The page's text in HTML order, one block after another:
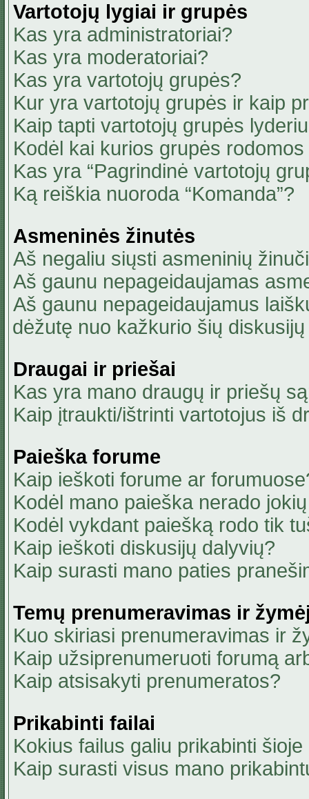
Vartotojų lygiai ir grupės
Kas yra administratoriai?
Kas yra moderatoriai?
Kas yra vartotojų grupės?
Kur yra vartotojų grupės ir kaip
Kaip tapti vartotojų grupės
Kodėl kai kurios grupės
Kas yra “Pagrindinė vartotojų
Ką reiškia nuoroda “Komanda”?
Asmeninės žinutės
Aš negaliu siųsti asmeninių
Aš gaunu nepageidaujamas
Aš gaunu nepageidaujamus
dėžutę nuo kažkurio šių
Draugai ir priešai
Kas yra mano draugų ir priešų
Kaip įtraukti/ištrinti vartotojus iš
Paieška forume
Kaip ieškoti forume ar
Kodėl mano paieška nerado
Kodėl vykdant paiešką rodo tik
Kaip ieškoti diskusijų dalyvių?
Kaip surasti mano paties
Temų prenumeravimas ir
Kuo skiriasi prenumeravimas ir
Kaip užsiprenumeruoti forumą
Kaip atsisakyti prenumeratos?
Prikabinti failai
Kokius failus galiu prikabinti
Kaip surasti visus mano